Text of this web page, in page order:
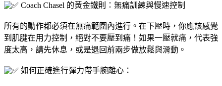
Coach Chasel 的黃金鐵則：無痛訓練與慢速控制
所有的動作都必須在無痛範圍內進行。在下壓時，你應該感覺
到肌腱在用力控制，絕對不要壓到痛！如果一壓就痛，代表強
度太高，請先休息，或是退回前兩步做放鬆與滑動。
如何正確進行彈力帶手腕離心：